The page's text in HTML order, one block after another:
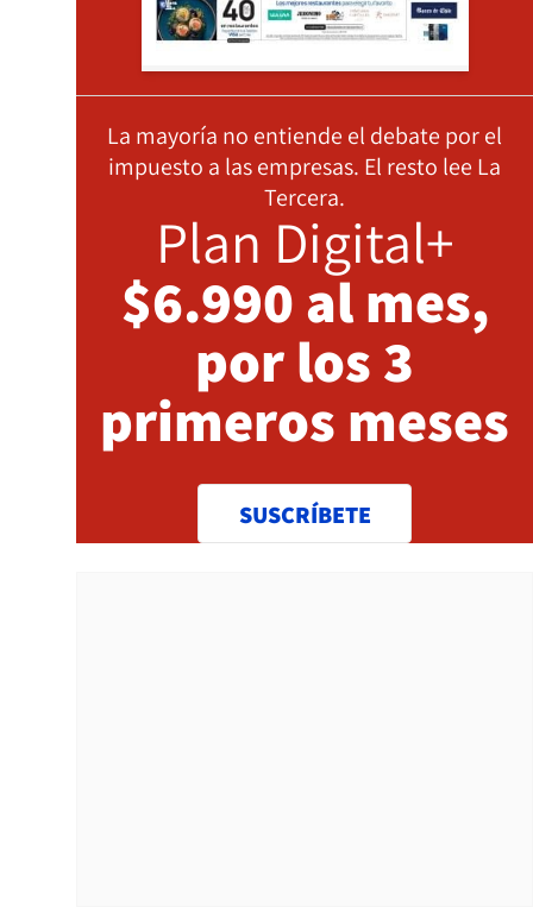
La mayoría no entiende el debate por el
impuesto a las empresas. El resto lee La
Tercera.
Plan Digital+
$6.990 al mes,
por los 3
primeros meses
SUSCRÍBETE